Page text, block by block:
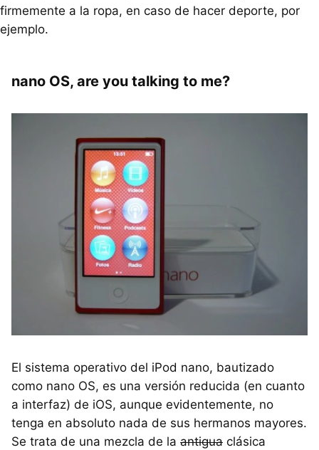
firmemente a la ropa, en caso de hacer deporte, por
ejemplo.
nano OS, are you talking to me?
El sistema operativo del iPod nano, bautizado
como nano OS, es una versión reducida (en cuanto
a interfaz) de iOS, aunque evidentemente, no
tenga en absoluto nada de sus hermanos mayores.
Se trata de una mezcla de la antigua clásica